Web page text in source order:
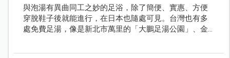
與泡湯有異曲同工之妙的足浴，除了簡便、實惠、方便
穿脫鞋子後就能進行，在日本也隨處可見。台灣也有多
處免費足湯，像是新北市萬里的「大鵬足湯公園」、金